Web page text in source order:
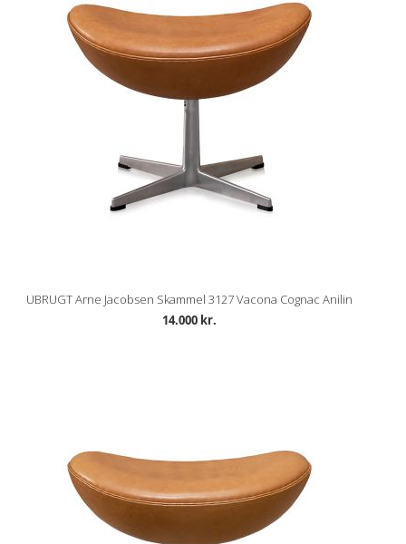
UBRUGT Arne Jacobsen Skammel 3127 Vacona Cognac Anilin
14.000 kr.